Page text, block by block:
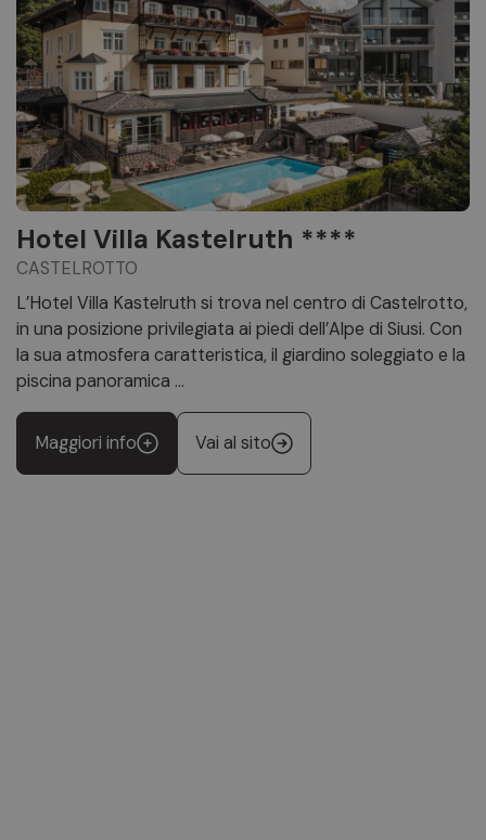
Hotel Villa Kastelruth ****
CASTELROTTO
L’Hotel Villa Kastelruth si trova nel centro di Castelrotto,
in una posizione privilegiata ai piedi dell’Alpe di Siusi. Con
la sua atmosfera caratteristica, il giardino soleggiato e la
piscina panoramica ...
Maggiori info Vai al sito